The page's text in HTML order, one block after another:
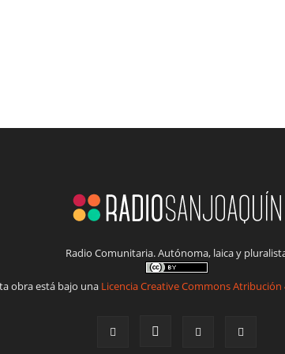
Radio Comunitaria. Autónoma, laica y
obra está bajo una Licencia Creative Commons